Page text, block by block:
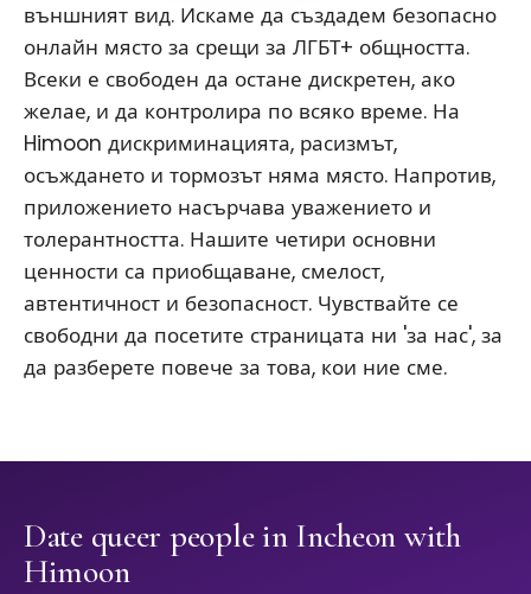
външният вид. Искаме да създадем безопасно
онлайн място за срещи за ЛГБТ+ общността.
Всеки е свободен да остане дискретен, ако
желае, и да контролира по всяко време. На
Himoon дискриминацията, расизмът,
осъждането и тормозът няма място. Напротив,
приложението насърчава уважението и
толерантността. Нашите четири основни
ценности са приобщаване, смелост,
автентичност и безопасност. Чувствайте се
свободни да посетите страницата ни 'за нас', за
да разберете повече за това, кои ние сме.
Date queer people in Incheon with
Himoon